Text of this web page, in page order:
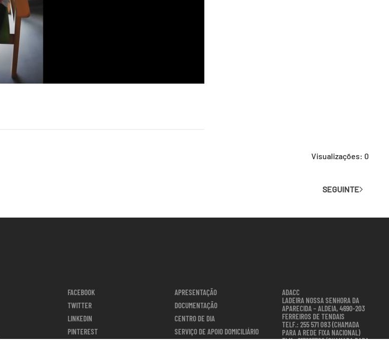
Visualizações: 0
SEGUINTE
FACEBOOK
TWITTER
LINKEDIN
PINTEREST
APRESENTAÇÃO
DOCUMENTAÇÃO
CENTRO DE DIA
SERVIÇO DE APOIO DOMICILIÁRIO
ADACC
LADEIRA NOSSA SENHORA DA
APARECIDA – ALDEIA, 4690-203
FERREIROS DE TENDAIS
TELF.: 255 571 083 (CHAMADA
PARA A REDE FIXA NACIONAL)
TLM.: 917995709 (CHAMADA PARA